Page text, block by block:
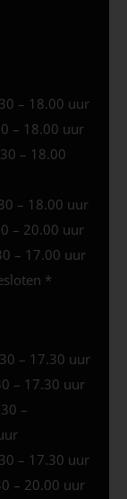
– 18.00 uur
– 18.00 uur
– 18.00
– 18.00 uur
– 20.00 uur
– 17.00 uur
*
– 17.30 uur
– 17.30 uur
–
– 17.30 uur
– 20.00 uur